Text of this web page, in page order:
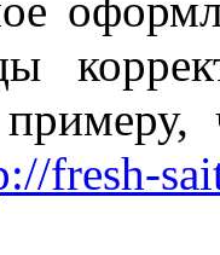
fresh-